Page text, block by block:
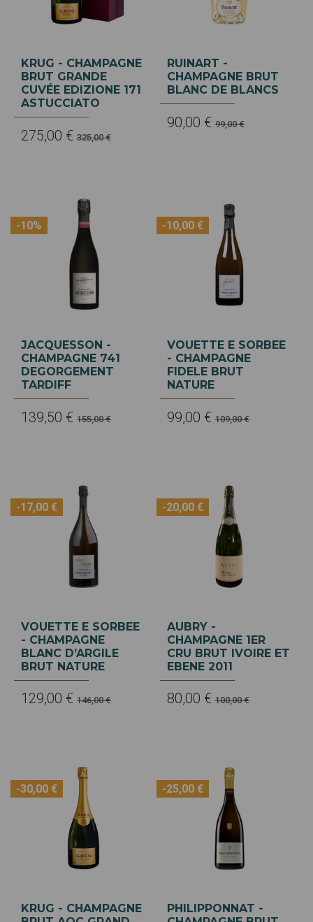
KRUG - CHAMPAGNE
BRUT GRANDE
CUVÉE EDIZIONE 171
ASTUCCIATO
275,00 € 325,00 €
RUINART -
CHAMPAGNE BRUT
BLANC DE BLANCS
90,00 € 99,00 €
-10%
JACQUESSON -
CHAMPAGNE 741
DEGORGEMENT
TARDIFF
139,50 € 155,00 €
-10,00 €
VOUETTE E SORBEE
- CHAMPAGNE
FIDELE BRUT
NATURE
99,00 € 109,00 €
-17,00 €
VOUETTE E SORBEE
- CHAMPAGNE
BLANC D’ARGILE
BRUT NATURE
129,00 € 146,00 €
-20,00 €
AUBRY -
CHAMPAGNE 1ER
CRU BRUT IVOIRE ET
EBENE 2011
80,00 € 100,00 €
-30,00 €
KRUG - CHAMPAGNE
-25,00 €
PHILIPPONNAT -